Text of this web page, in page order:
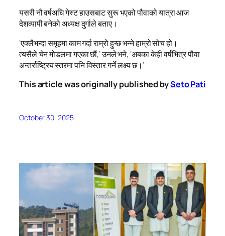
यसरी नौ वर्षअघि गेस्ट हाउसबाट सुरू भएको पौवाको यात्रा आज
देशव्यापी बनेको अध्यक्ष दुर्गाले बताए।
‘एक्लैभन्दा समूहमा काम गर्दा राम्रो हुन्छ भन्ने हाम्रो सोच हो।
त्यसैले चेन मोडलमा गएका छौं,’ उनले भने, ‘अबका केही वर्षभित्र पौवा
अन्तर्राष्ट्रिय स्तरमा पनि विस्तार गर्ने लक्ष्य छ।’
This article was originally published bySeto Pati
October 30, 2025